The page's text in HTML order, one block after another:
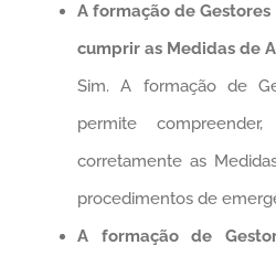
A formação de
cumprir as Medidas de
Sim. A formação de
permite
corretamente as
procedimentos de
A formação de